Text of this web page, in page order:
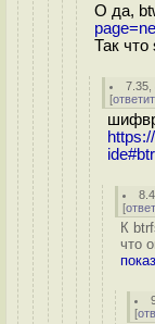
О да,
Так что
7.35
[
[
К
что
[